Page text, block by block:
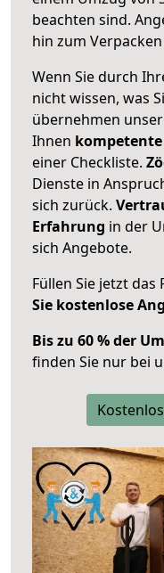
beachten sind.
hin zum
Wenn Sie durch
nicht wissen, was
übernehmen
Ihnen
einer Checkliste.
Dienste in
sich zurück.
Erfahrung in der
sich Angebote.
Füllen Sie jetzt
Sie kostenlose
Bis zu 60 % der
finden Sie nur bei